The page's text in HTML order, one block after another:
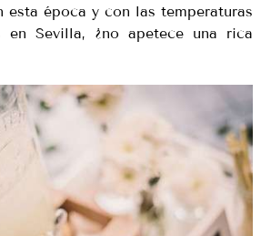
esta época y con las temperaturas
en Sevilla, ¿no apetece una rica